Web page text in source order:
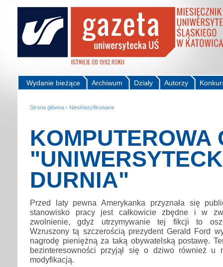
Autorzy
Działy
Archiwum
Wydanie bieżące
Strona główna › Niesklasyfikowane
KOMPUTEROWA
DURNIA"
Przed laty pewna Amerykanka przyznała się
stanowisko pracy jest całkowicie zbędne i w
zwolnienie, gdyż utrzymywanie tej fikcji to
Wzruszony tą szczerością prezydent Gerald Ford
nagrodę pieniężną za taką obywatelską postawę.
bezinteresowności przyjął się o dziwo również u
modyfikacją.